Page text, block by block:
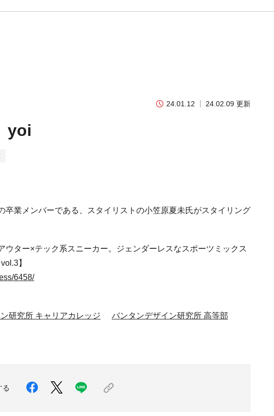
24.01.12 24.02.09 更新
yoi
卒業メンバーである、スタイリストの小笠原夏未氏がスタイリング
ター×テック系スニーカー。ジェンダーレスなスポーツミックス
】
6458/
研究所 キャリアカレッジ バンタンデザイン研究所 高等部
る